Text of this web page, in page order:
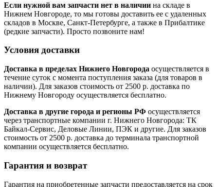
Если нужной вам запчасти нет в наличии на складе в
Нижнем Новгороде, то мы готовы доставить ее с удаленных
складов в Москве, Санкт-Петербурге, а также в Прибалтике
(редкие запчасти). Просто позвоните нам!
Условия доставки
Доставка в пределах Нижнего Новгорода осуществляется в
течение суток с момента поступления заказа (для товаров в
наличии). Для заказов стоимость от 2500 р. доставка по
Нижнему Новгороду осуществляется бесплатно.
Доставка в другие города и регионы РФ осуществляется
через транспортные компании г. Нижнего Новгорода: ТК
Байкал-Сервис, Деловые Линии, ПЭК и другие. Для заказов
стоимость от 2500 р. доставка до терминала транспортной
компании осуществляется бесплатно.
Гарантия и возврат
Гарантия на приобретенные запчасти предоставляется на срок